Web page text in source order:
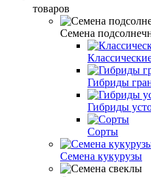
товаров
Семена
Гибриды
Гибриды
Сорты
Семена кукурузы